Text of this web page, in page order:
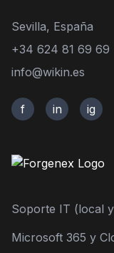
Sevilla, España
+34 624 81 69 69
info@wikin.es
f in ig
Soporte IT (local
Microsoft 365 y